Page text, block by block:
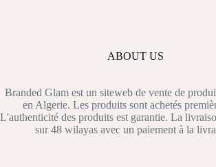
ABOUT US
Branded Glam est un siteweb de vente de
en Algerie. Les produits sont achetés
L'authenticité des produits est garantie. La
sur 48 wilayas avec un paiement à la